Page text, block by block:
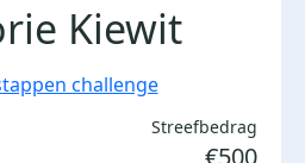
Kiewit
challenge
Streefbedrag
€500